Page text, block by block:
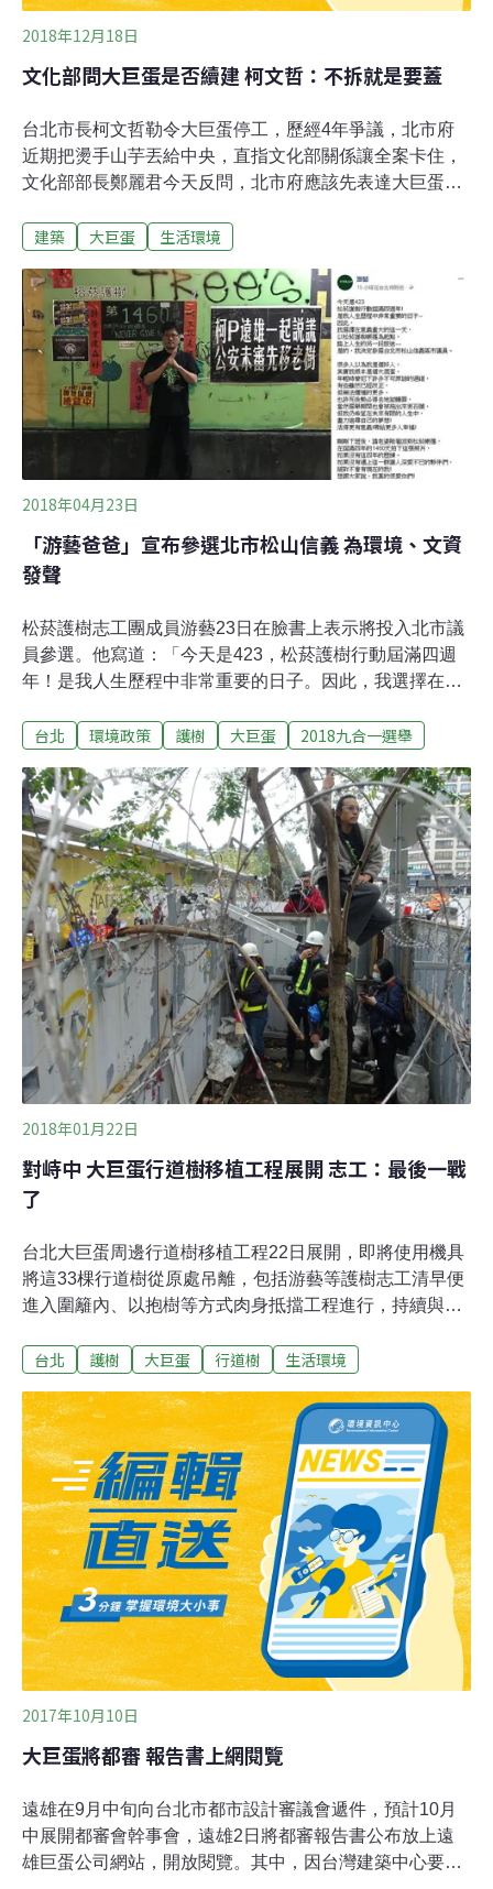
2018年12月18日
文化部問大巨蛋是否續建 柯文哲：不拆就是要蓋
台北市長柯文哲勒令大巨蛋停工，歷經4年爭議，北市府
近期把燙手山芋丟給中央，直指文化部關係讓全案卡住，
文化部部長鄭麗君今天反問，北市府應該先表達大巨蛋是
是要蓋，不然要幹什麼？」，並說台灣社會已經不需要發
把問題解決掉就好。北市府主張，大巨蛋與國父紀念館有
一條挖地下道，但國父紀念館是文化部管轄，另外，菸廠
路應該打通，但涉及國定古蹟台北機廠，皆需要文化部協
助。鄭麗君表示，無論是國家級或城市級的計畫都要中央
及地方的充分合作，理性討論後政策才會有好的規畫，如
果北市要續建的話要把整個方案規畫出來。
建築 大巨蛋 生活環境
2018年04月23日
「游藝爸爸」宣布參選北市松山信義 為環境、文資
發聲
松菸護樹志工團成員游藝23日在臉書上表示將投入北市議
員參選。他寫道：「今天是423，松菸護樹行動屆滿四週
年！是我人生歷程中非常重要的日子。因此，我選擇在意
一段旅途。是的，我決定參選台北市松山信義區市議
的職務，全心投入參選。不過他並不準備大肆宣揚，「只
想先去跟松菸老樟樹與紫檀大樹公上香，向老樹們稟告我
要宣佈參選的事情。」談到關心的議題，游義仍是秉持著
在志工團的熱誠，他說，希望未來的議員辦公室能成為環
境、文資、反迫遷、動保與其他社運議題在市議會裡的共
同堡壘。游藝自言年輕時曾犯下許多不可原諒的過錯，甚
至自嘲「選舉期間也會被拖出來丟石頭」，但也因此他希
望做得更多，自由時報報導，游藝表示，若當上市議員，
要關心很多市議員不關心的議題。他受訪時也直言，市長
柯文哲雖然不斷說，他要改變成真，但目前依舊是走馬郝
台北 環境政策 護樹 大巨蛋 2018九合一選舉
2018年01月22日
對峙中 大巨蛋行道樹移植工程展開 志工：最後一戰
了
台北大巨蛋周邊行道樹移植工程22日展開，即將使用機具
將這33棵行道樹從原處吊離，包括游藝等護樹志工清早便
進入圍籬內、以抱樹等方式肉身抵擋工程進行，持續與工
「最高規格」處理，但松菸護樹志工團直批，問題是這一
有其他路型可以選擇，且部分樹木明顯已超過50年，他們
已經提報審查等，都是目前不能移樹的理由。他們更批，
市長柯文哲此舉違背了當時競選時護樹的承諾。這些行道
樹位在忠孝東路、光復南路，合計33棵，忠孝東路是楓
香、光復南路人行道是印度紫檀、光復南路分隔島上則是
木棉，過去膾炙人口的民歌「木棉道」，描寫的即是這一
排木棉。這些樹木因為路型變更拓寬、施作防災排水系統
等理由而需要移植，但民間認為，大巨蛋是否復工還不確
定，當然營運後的車流量需求就也還不存在，不該在此時
就為此變動路型並移樹；他們更質疑，過去當地除
台北 護樹 大巨蛋 行道樹 生活環境
2017年10月10日
大巨蛋將都審 報告書上網閱覽
遠雄在9月中旬向台北市都市設計審議會遞件，預計10月
中展開都審會幹事會，遠雄2日將都審報告書公布放上遠
雄巨蛋公司網站，開放閱覽。其中，因台灣建築中心要求